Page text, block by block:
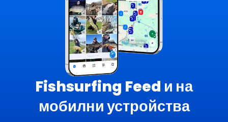
Fishsurfing Feed и на
мобилни устройства